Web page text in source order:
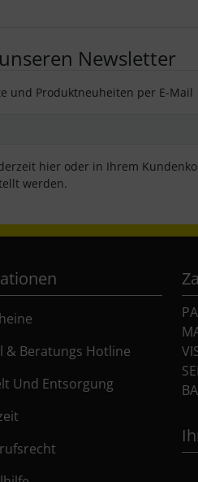
Newsletter
und Produktneuheiten per E-Mail
hier oder in Ihrem
werden.
& Beratungs Hotline
Und Entsorgung